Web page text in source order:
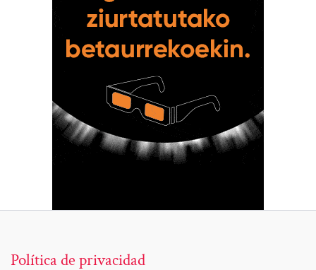
Política de privacidad